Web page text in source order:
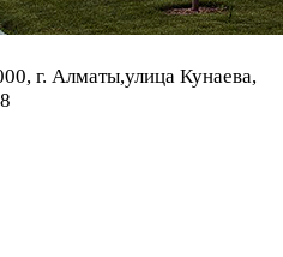
г. Алматы,улица Кунаева,